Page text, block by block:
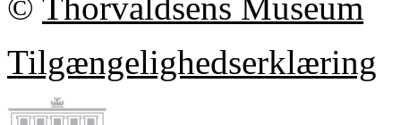
© Thorvaldsens Museum
Tilgængelighedserklæring